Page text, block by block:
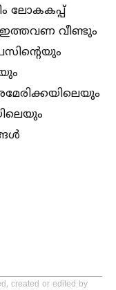
ലോകകപ്പ്
വീണ്ടും
created or edited by